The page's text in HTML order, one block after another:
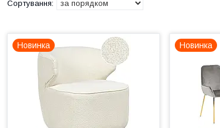
Новинка Новинка